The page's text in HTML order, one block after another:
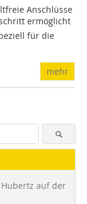
Anschlüsse
ermöglicht 
für die
mehr
auf der